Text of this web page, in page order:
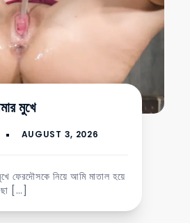
মুখে
ফেরদৌসকে নিয়ে আমি মাতাল হয়ে
[…]